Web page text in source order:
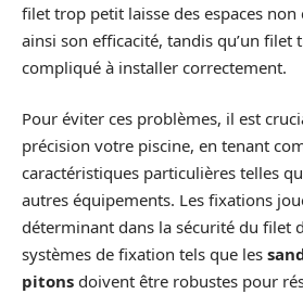
filet trop petit laisse des espaces
ainsi son efficacité, tandis qu’un
compliqué à installer correctement.
Pour éviter ces problèmes, il est
précision votre piscine, en tenant
caractéristiques particulières telles
autres équipements. Les fixations
déterminant dans la sécurité du filet
systèmes de fixation tels que les
pitons doivent être robustes pour